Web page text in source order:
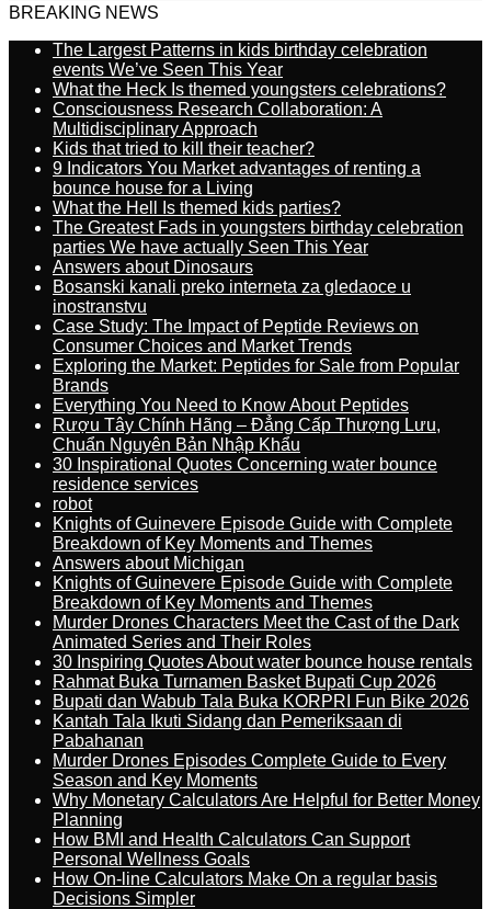
BREAKING NEWS
The Largest Patterns in kids birthday celebration
events We’ve Seen This Year
What the Heck Is themed youngsters celebrations?
Consciousness Research Collaboration: A
Multidisciplinary Approach
Kids that tried to kill their teacher?
9 Indicators You Market advantages of renting a
bounce house for a Living
What the Hell Is themed kids parties?
The Greatest Fads in youngsters birthday celebration
parties We have actually Seen This Year
Answers about Dinosaurs
Bosanski kanali preko interneta za gledaoce u
inostranstvu
Case Study: The Impact of Peptide Reviews on
Consumer Choices and Market Trends
Exploring the Market: Peptides for Sale from Popular
Brands
Everything You Need to Know About Peptides
Rượu Tây Chính Hãng – Đẳng Cấp Thượng Lưu,
Chuẩn Nguyên Bản Nhập Khẩu
30 Inspirational Quotes Concerning water bounce
residence services
robot
Knights of Guinevere Episode Guide with Complete
Breakdown of Key Moments and Themes
Answers about Michigan
Knights of Guinevere Episode Guide with Complete
Breakdown of Key Moments and Themes
Murder Drones Characters Meet the Cast of the Dark
Animated Series and Their Roles
30 Inspiring Quotes About water bounce house rentals
Rahmat Buka Turnamen Basket Bupati Cup 2026
Bupati dan Wabub Tala Buka KORPRI Fun Bike 2026
Kantah Tala Ikuti Sidang dan Pemeriksaan di
Pabahanan
Murder Drones Episodes Complete Guide to Every
Season and Key Moments
Why Monetary Calculators Are Helpful for Better Money
Planning
How BMI and Health Calculators Can Support
Personal Wellness Goals
How On-line Calculators Make On a regular basis
Decisions Simpler